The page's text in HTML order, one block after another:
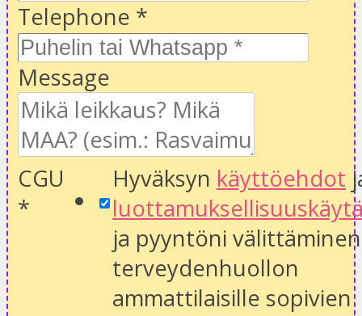
Telephone *
Message
CGU
*
Hyväksyn käyttöehdot
ja pyyntöni välittäminen
terveydenhuollon
ammattilaisille sopivien